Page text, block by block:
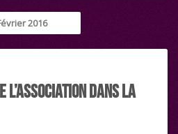
2016
l’association dans la